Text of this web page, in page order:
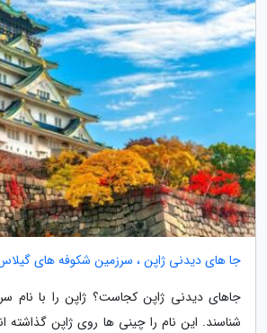
جا های دیدنی ژاپن ، سرزمین شکوفه های
جاهای دیدنی ژاپن کجاست؟ ژاپن را با نام
شناسند. این نام را چینی ها روی ژاپن گذاشته